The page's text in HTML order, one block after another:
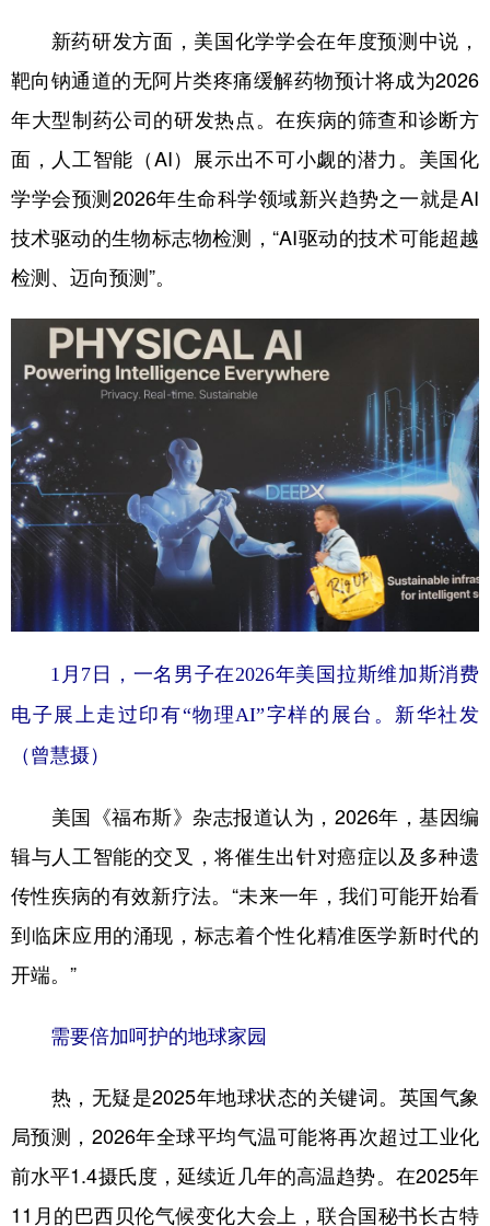
新药研发方面，美国化学学会在年度预测中说，
靶向钠通道的无阿片类疼痛缓解药物预计将成为2026
年大型制药公司的研发热点。在疾病的筛查和诊断方
面，人工智能（AI）展示出不可小觑的潜力。美国化
学学会预测2026年生命科学领域新兴趋势之一就是AI
技术驱动的生物标志物检测，“AI驱动的技术可能超越
检测、迈向预测”。
1月7日，一名男子在2026年美国拉斯维加斯消费
电子展上走过印有“物理AI”字样的展台。新华社发
（曾慧摄）
美国《福布斯》杂志报道认为，2026年，基因编
辑与人工智能的交叉，将催生出针对癌症以及多种遗
传性疾病的有效新疗法。“未来一年，我们可能开始看
到临床应用的涌现，标志着个性化精准医学新时代的
开端。”
需要倍加呵护的地球家园
热，无疑是2025年地球状态的关键词。英国气象
局预测，2026年全球平均气温可能将再次超过工业化
前水平1.4摄氏度，延续近几年的高温趋势。在2025年
11月的巴西贝伦气候变化大会上，联合国秘书长古特